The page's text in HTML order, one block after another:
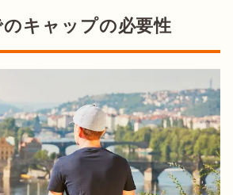
キャップの必要性